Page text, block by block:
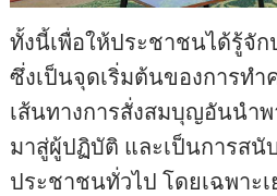
ทั้งนี้เพื่อให้ประชาชนได้รู้จั
ซึ่งเป็นจุดเริ่มต้นของการทำ
เส้นทางการสั่งสมบุญอันนำ
มาสู่ผู้ปฏิบัติ และเป็นการสนั
ประชาชนทั่วไป โดยเฉพาะ